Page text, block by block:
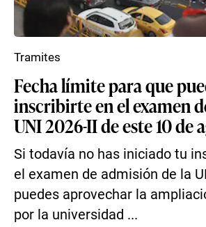
Fecha límite para que
inscribirte en el examen
UNI 2026-II de este 10 de
Si todavía no has iniciado tu
el examen de admisión de la
puedes aprovechar la
por la universidad ...
Tramites